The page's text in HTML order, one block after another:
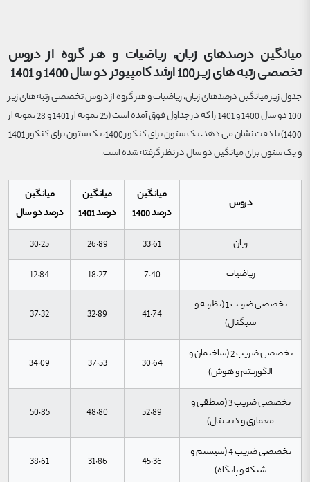
میانگین درصدهای زبان، ریاضیات و هر گروه از دروس
تخصصی رتبه های زیر 100 ارشد کامپیوتر دو سال 1400 و 1401
جدول زیر میانگین درصدهای زبان، ریاضیات و هر گروه از دروس تخصصی رتبه های زیر
100 دو سال 1400 و 1401 را که در جداول فوق آمده است (25 نمونه از 1401 و 28 نمونه از
1400) با دقت نشان می دهد. یک ستون برای کنکور 1400، یک ستون برای کنکور 1401
و یک ستون برای میانگین دو سال در نظر گرفته شده است.
دروس
میانگین
درصد 1400
میانگین
درصد 1401
میانگین
درصد دو سال
زبان
33.61
26.89
30.25
ریاضیات
7.40
18.27
12.84
تخصصی ضریب 1 (نظریه و
سیگنال)
41.74
32.89
37.32
تخصصی ضریب 2 (ساختمان و
الگوریتم و هوش)
30.64
37.53
34.09
تخصصی ضریب 3 (منطقی و
معماری و دیجیتال)
52.89
48.80
50.85
تخصصی ضریب 4 (سیستم و
شبکه و پایگاه)
45.36
31.86
38.61